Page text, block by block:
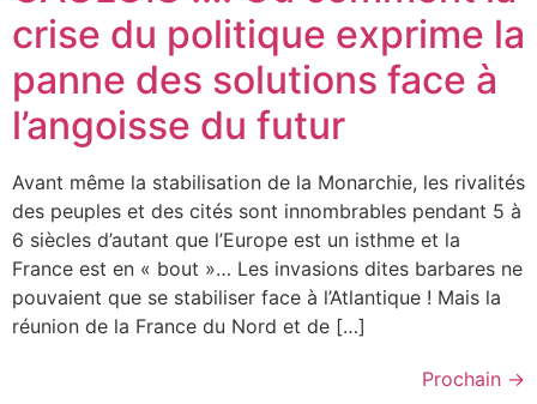
crise du politique exprime la
panne des solutions face à
l’angoisse du futur
Avant même la stabilisation de la Monarchie, les rivalités
des peuples et des cités sont innombrables pendant 5 à
6 siècles d’autant que l’Europe est un isthme et la
France est en « bout »… Les invasions dites barbares ne
pouvaient que se stabiliser face à l’Atlantique ! Mais la
réunion de la France du Nord et de […]
Prochain →